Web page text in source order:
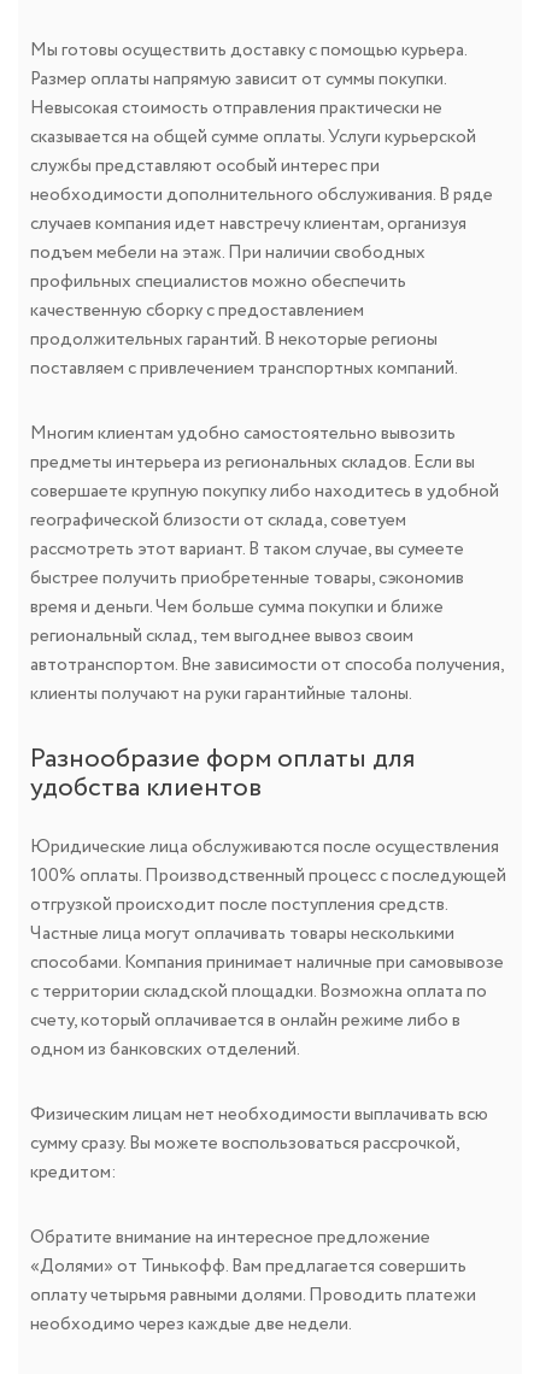
Мы готовы осуществить доставку с помощью курьера.
Размер оплаты напрямую зависит от суммы покупки.
Невысокая стоимость отправления практически не
сказывается на общей сумме оплаты. Услуги курьерской
службы представляют особый интерес при
необходимости дополнительного обслуживания. В ряде
случаев компания идет навстречу клиентам, организуя
подъем мебели на этаж. При наличии свободных
профильных специалистов можно обеспечить
качественную сборку с предоставлением
продолжительных гарантий. В некоторые регионы
поставляем с привлечением транспортных компаний.
Многим клиентам удобно самостоятельно вывозить
предметы интерьера из региональных складов. Если вы
совершаете крупную покупку либо находитесь в удобной
географической близости от склада, советуем
рассмотреть этот вариант. В таком случае, вы сумеете
быстрее получить приобретенные товары, сэкономив
время и деньги. Чем больше сумма покупки и ближе
региональный склад, тем выгоднее вывоз своим
автотранспортом. Вне зависимости от способа получения,
клиенты получают на руки гарантийные талоны.
Разнообразие форм оплаты для
удобства клиентов
Юридические лица обслуживаются после осуществления
100% оплаты. Производственный процесс с последующей
отгрузкой происходит после поступления средств.
Частные лица могут оплачивать товары несколькими
способами. Компания принимает наличные при самовывозе
с территории складской площадки. Возможна оплата по
счету, который оплачивается в онлайн режиме либо в
одном из банковских отделений.
Физическим лицам нет необходимости выплачивать всю
сумму сразу. Вы можете воспользоваться рассрочкой,
кредитом:
Обратите внимание на интересное предложение
«Долями» от Тинькофф. Вам предлагается совершить
оплату четырьмя равными долями. Проводить платежи
необходимо через каждые две недели.